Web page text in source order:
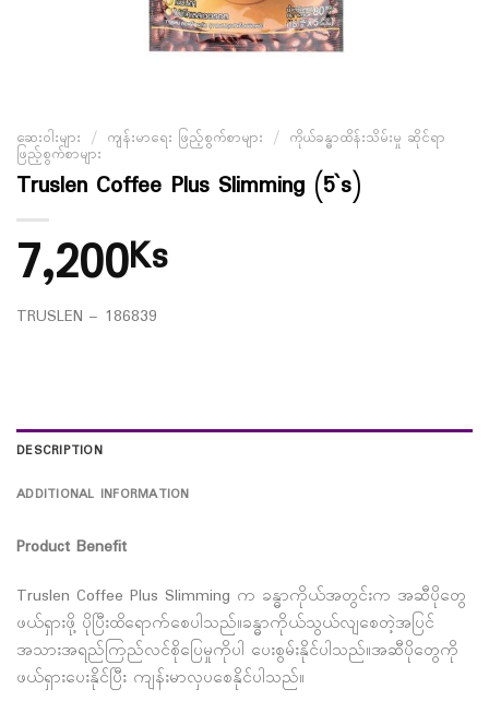
ဆေးဝါးများ / ကျန်းမာရေး ဖြည့်စွက်စာများ / ကိုယ်ခန္ဓာထိန်းသိမ်းမှု ဆိုင်ရာ
ဖြည့်စွက်စာများ
Truslen Coffee Plus Slimming (5`s)
7,200Ks
TRUSLEN – 186839
DESCRIPTION
ADDITIONAL INFORMATION
Product Benefit
Truslen Coffee Plus Slimming က ခန္ဓာကိုယ်အတွင်းက အဆီပိုတွေ
ဖယ်ရှားဖို့ ပိုပြီးထိရောက်စေပါသည်။ခန္ဓာကိုယ်သွယ်လျစေတဲ့အပြင်
အသားအရည်ကြည်လင်စိုပြေမှုကိုပါ ပေးစွမ်းနိုင်ပါသည်။အဆီပိုတွေကို
ဖယ်ရှားပေးနိုင်ပြီး ကျန်းမာလှပစေနိုင်ပါသည်။